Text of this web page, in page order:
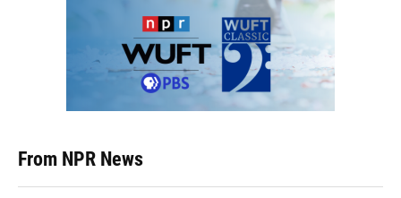
From NPR News